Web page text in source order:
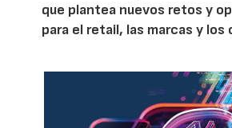
que plantea nuevos retos y
para el retail, las marcas y los